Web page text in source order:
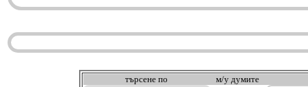
търсeне по м/у думите